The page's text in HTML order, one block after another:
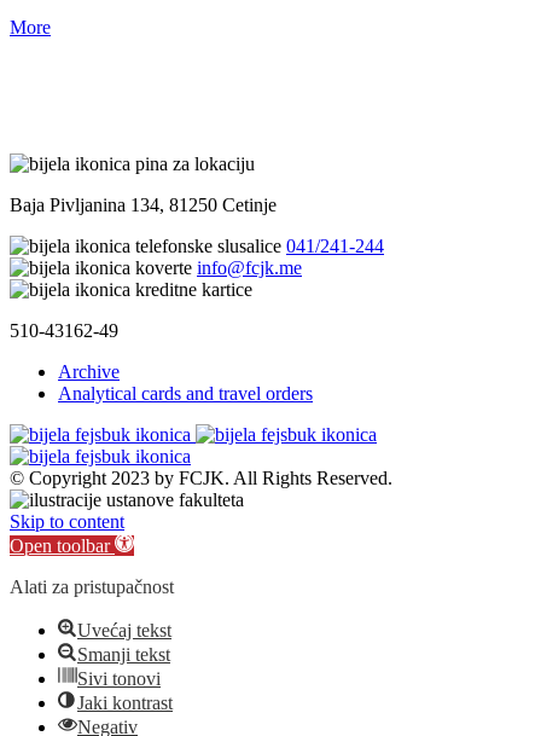
More
Baja Pivljanina 134, 81250 Cetinje
041/241-244
info@fcjk.me
510-43162-49
Archive
Analytical cards and travel orders
© Copyright 2023 by FCJK. All Rights Reserved.
Skip to content
Open toolbar
Alati za pristupačnost
Uvećaj tekst
Smanji tekst
Sivi tonovi
Jaki kontrast
Negativ